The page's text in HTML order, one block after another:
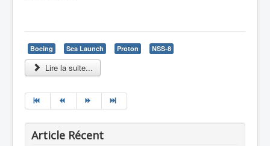
Boeing Sea Launch Proton NSS-8
Lire la suite...
Article Récent